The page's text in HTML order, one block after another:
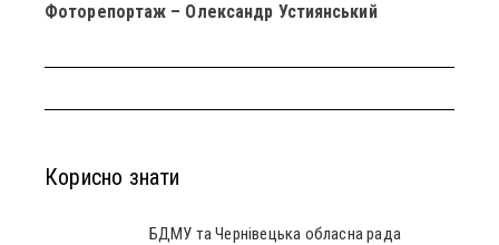
Фоторепортаж – Олександр Устиянський
Корисно знати
БДМУ та Чернівецька обласна рада